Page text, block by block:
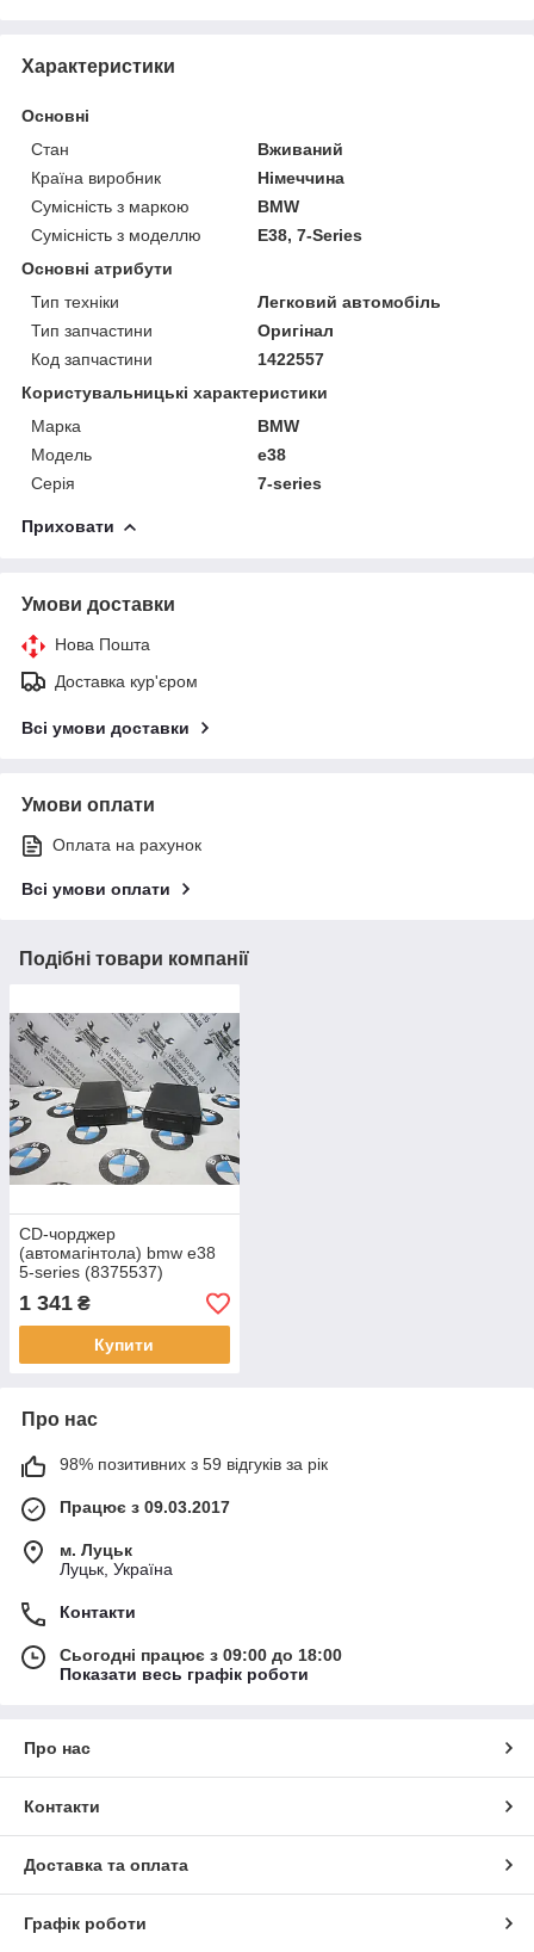
Характеристики
Основні
Стан
Вживаний
Країна виробник
Німеччина
Сумісність з маркою
BMW
Сумісність з моделлю
E38, 7-Series
Основні атрибути
Тип техніки
Легковий автомобіль
Тип запчастини
Оригінал
Код запчастини
1422557
Користувальницькі характеристики
Марка
BMW
Модель
e38
Серія
7-series
Приховати
Умови доставки
Нова Пошта
Доставка кур'єром
Всі умови доставки
Умови оплати
Оплата на рахунок
Всі умови оплати
Подібні товари компанії
CD-чорджер
(автомагінтола) bmw e38
5-series (8375537)
1 341 ₴
Купити
Про нас
98% позитивних з 59 відгуків за рік
Працює з 09.03.2017
м. Луцьк
Луцьк, Україна
Контакти
Сьогодні працює з 09:00 до 18:00
Показати весь графік роботи
Про нас
Контакти
Доставка та оплата
Графік роботи